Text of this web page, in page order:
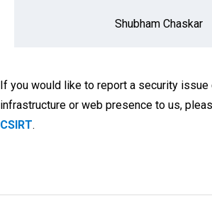
Shubham Chaskar
If you would like to report a security issue
infrastructure or web presence to us,
CSIRT.